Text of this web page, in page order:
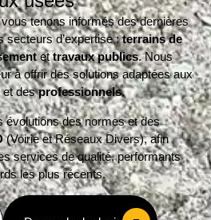
tenons informés des dernières
secteurs d’expertise :terrains de
ettravaux publics. Nous
à offrir des solutions adaptées aux
et desprofessionnels.
évolutions des normes et des
(Voirie et Réseaux Divers), afin
services de qualité, performants
les plus récents.